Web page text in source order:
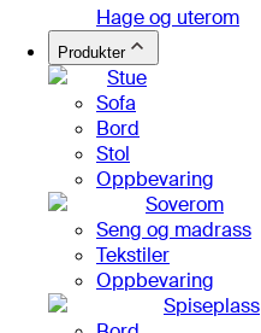
Hage og uterom
Produkter
Stue
Sofa
Bord
Stol
Oppbevaring
Soverom
Seng og madrass
Tekstiler
Oppbevaring
Spiseplass